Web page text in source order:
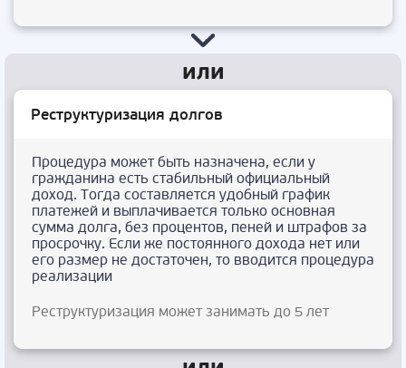
Реструктуризация долгов
Процедура может быть назначена, если у
гражданина есть стабильный официальный
доход. Тогда составляется удобный график
платежей и выплачивается только основная
сумма долга, без процентов, пеней и штрафов за
просрочку. Если же постоянного дохода нет или
его размер не достаточен, то вводится процедура
реализации
Реструктуризация может занимать до 5 лет